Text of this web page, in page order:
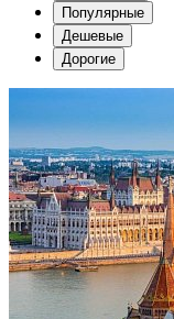
Популярные
Дешевые
Дорогие